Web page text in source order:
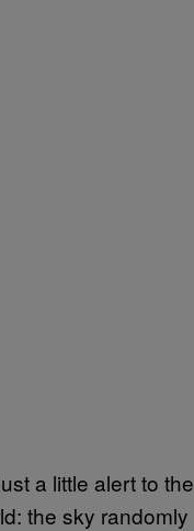
a little alert to the
the sky randomly